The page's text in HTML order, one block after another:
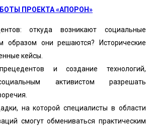
ПРОЕКТА «АПОРОН»
откуда возникают социальные
образом они решаются? Исторические
кейсы.
и создание технологий,
активистом разрешать
на которой специалисты в области
смогут обмениваться практическим